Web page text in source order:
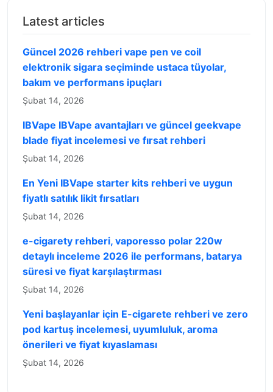
Latest articles
Güncel 2026 rehberi vape pen ve coil
elektronik sigara seçiminde ustaca tüyolar,
bakım ve performans ipuçları
Şubat 14, 2026
IBVape IBVape avantajları ve güncel geekvape
blade fiyat incelemesi ve fırsat rehberi
Şubat 14, 2026
En Yeni IBVape starter kits rehberi ve uygun
fiyatlı satılık likit fırsatları
Şubat 14, 2026
e-cigarety rehberi, vaporesso polar 220w
detaylı inceleme 2026 ile performans, batarya
süresi ve fiyat karşılaştırması
Şubat 14, 2026
Yeni başlayanlar için E-cigarete rehberi ve zero
pod kartuş incelemesi, uyumluluk, aroma
önerileri ve fiyat kıyaslaması
Şubat 14, 2026